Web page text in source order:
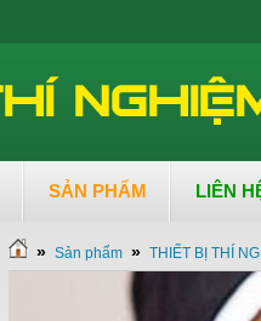
SẢN PHẨM LIÊN
» Sản phẩm » THIẾT BỊ THÍ